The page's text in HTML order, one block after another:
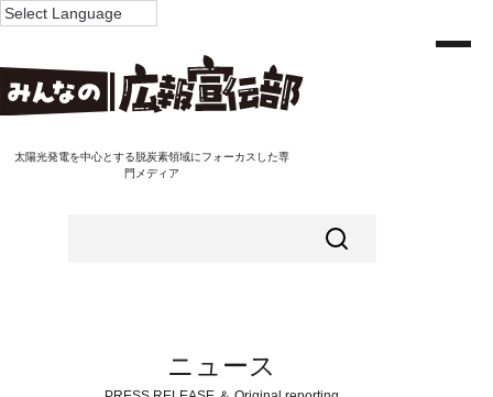
太陽光発電を中心とする脱炭素領域にフォーカスした専
門メディア
ニュース